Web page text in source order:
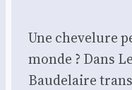
Une chevelure
monde ? Dans
Baudelaire